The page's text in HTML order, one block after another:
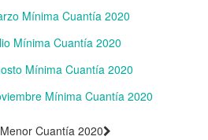
Mínima Cuantía 2020
Mínima Cuantía 2020
Mínima Cuantía 2020
Mínima Cuantía 2020
Cuantía 2020